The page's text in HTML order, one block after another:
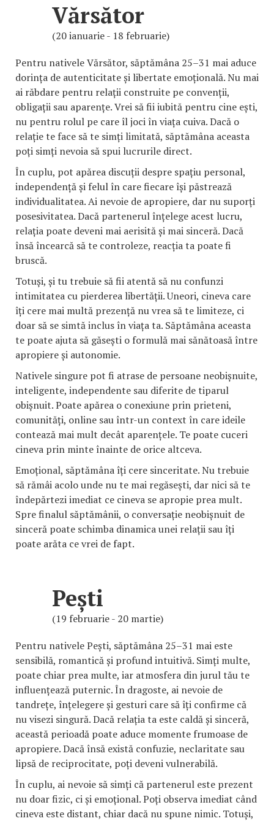
Vărsător
(20 ianuarie - 18 februarie)
Pentru nativele Vărsător, săptămâna 25–31 mai aduce
dorința de autenticitate și libertate emoțională. Nu mai
ai răbdare pentru relații construite pe convenții,
obligații sau aparențe. Vrei să fii iubită pentru cine ești,
nu pentru rolul pe care îl joci în viața cuiva. Dacă o
relație te face să te simți limitată, săptămâna aceasta
poți simți nevoia să spui lucrurile direct.
În cuplu, pot apărea discuții despre spațiu personal,
independență și felul în care fiecare își păstrează
individualitatea. Ai nevoie de apropiere, dar nu suporți
posesivitatea. Dacă partenerul înțelege acest lucru,
relația poate deveni mai aerisită și mai sinceră. Dacă
însă încearcă să te controleze, reacția ta poate fi
bruscă.
Totuși, și tu trebuie să fii atentă să nu confunzi
intimitatea cu pierderea libertății. Uneori, cineva care
îți cere mai multă prezență nu vrea să te limiteze, ci
doar să se simtă inclus în viața ta. Săptămâna aceasta
te poate ajuta să găsești o formulă mai sănătoasă între
apropiere și autonomie.
Nativele singure pot fi atrase de persoane neobișnuite,
inteligente, independente sau diferite de tiparul
obișnuit. Poate apărea o conexiune prin prieteni,
comunități, online sau într-un context în care ideile
contează mai mult decât aparențele. Te poate cuceri
cineva prin minte înainte de orice altceva.
Emoțional, săptămâna îți cere sinceritate. Nu trebuie
să rămâi acolo unde nu te mai regăsești, dar nici să te
îndepărtezi imediat ce cineva se apropie prea mult.
Spre finalul săptămânii, o conversație neobișnuit de
sinceră poate schimba dinamica unei relații sau îți
poate arăta ce vrei de fapt.
Pești
(19 februarie - 20 martie)
Pentru nativele Pești, săptămâna 25–31 mai este
sensibilă, romantică și profund intuitivă. Simți multe,
poate chiar prea multe, iar atmosfera din jurul tău te
influențează puternic. În dragoste, ai nevoie de
tandrețe, înțelegere și gesturi care să îți confirme că
nu visezi singură. Dacă relația ta este caldă și sinceră,
această perioadă poate aduce momente frumoase de
apropiere. Dacă însă există confuzie, neclaritate sau
lipsă de reciprocitate, poți deveni vulnerabilă.
În cuplu, ai nevoie să simți că partenerul este prezent
nu doar fizic, ci și emoțional. Poți observa imediat când
cineva este distant, chiar dacă nu spune nimic. Totuși,